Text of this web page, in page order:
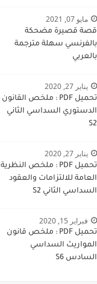
مايو 07, 2021
قصة قصيرة مضحكة
بالفرنسي سهلة مترجمة
بالعربي
يناير 27, 2020
تحميل PDF : ملخص القانون
الدستوري السداسي الثاني
S2
يناير 27, 2020
تحميل PDF : ملخص النظرية
العامة للالتزامات والعقود
السداسي الثاني S2
فبراير 15, 2020
تحميل PDF : ملخص قانون
المواريث السداسي
السادس S6